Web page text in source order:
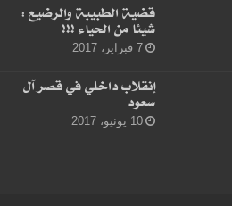
قضية الطبيبة والرضيع :
شيئا من الحياء !!!
7 فبراير، 2017
إنقلاب داخلي في قصر آل
سعود
10 يونيو، 2017